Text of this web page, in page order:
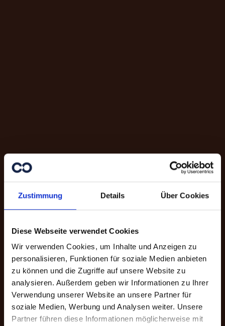
Zustimmung Details Über Cookies
Diese Webseite verwendet Cookies
Wir verwenden Cookies, um Inhalte und Anzeigen zu
personalisieren, Funktionen für soziale Medien anbieten
zu können und die Zugriffe auf unsere Website zu
analysieren. Außerdem geben wir Informationen zu Ihrer
Verwendung unserer Website an unsere Partner für
soziale Medien, Werbung und Analysen weiter. Unsere
Partner führen diese Informationen möglicherweise mit
Danke für Ihre
Unterstützung.